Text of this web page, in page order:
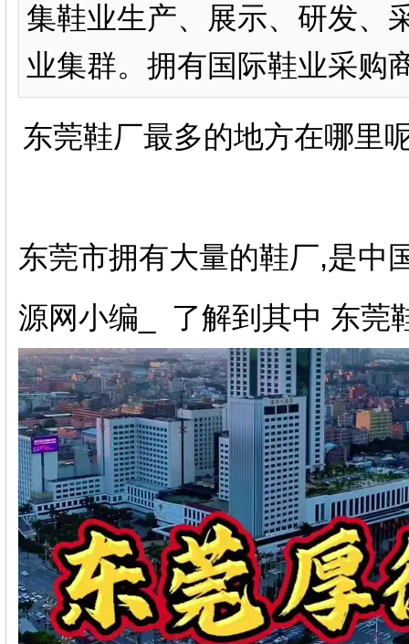
集鞋业生产、展示、研发、
业集群。拥有国际鞋业采购
东莞鞋厂最多的地方在哪里
东莞市拥有大量的鞋厂,是中
源网小编_ 了解到其中 东莞